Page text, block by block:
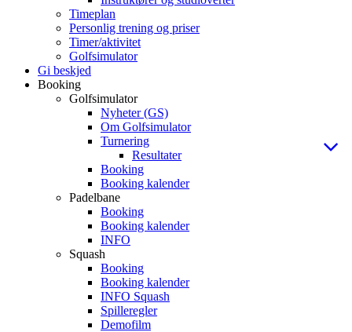
Timeplan
Personlig trening og priser
Timer/aktivitet
Golfsimulator
Gi beskjed
Booking
Golfsimulator
Nyheter (GS)
Om Golfsimulator
Turnering
Resultater
Booking
Booking kalender
Padelbane
Booking
Booking kalender
INFO
Squash
Booking
Booking kalender
INFO Squash
Spilleregler
Demofilm